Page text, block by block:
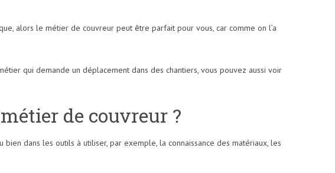
alors le métier de couvreur peut être parfait pour vous, car comme on l’a
métier qui demande un déplacement dans des chantiers, vous pouvez aussi voir
de couvreur ?
dans les outils à utiliser, par exemple, la connaissance des matériaux, les